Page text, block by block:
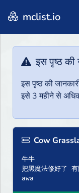
mclist.io
इस पृष्ठ की
इस पृष्ठ की
इसे 3 महीने से
Cow
牛牛
把黑魔法修好了
awa